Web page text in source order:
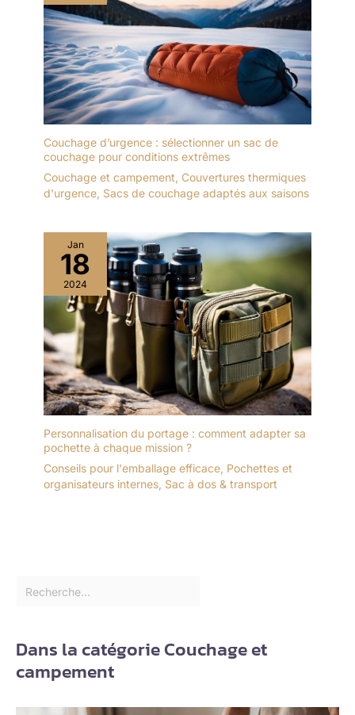
Couchage d’urgence : sélectionner un sac de
couchage pour conditions extrêmes
Couchage et campement, Couvertures thermiques
d'urgence, Sacs de couchage adaptés aux saisons
Jan
18
2024
Personnalisation du portage : comment adapter sa
pochette à chaque mission ?
Conseils pour l'emballage efficace, Pochettes et
organisateurs internes, Sac à dos & transport
Dans la catégorie Couchage et
campement